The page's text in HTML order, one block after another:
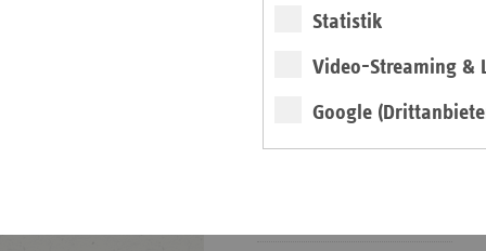
Statistik
Video-Streaming &
Google
Begutachtungsbereiche
Mitgliedschafts- und
Pflegeversicherung